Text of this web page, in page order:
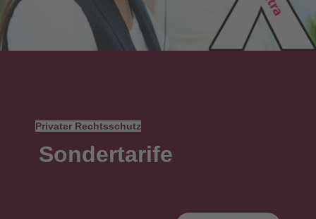
Privater Rechtsschutz
Sondertarife